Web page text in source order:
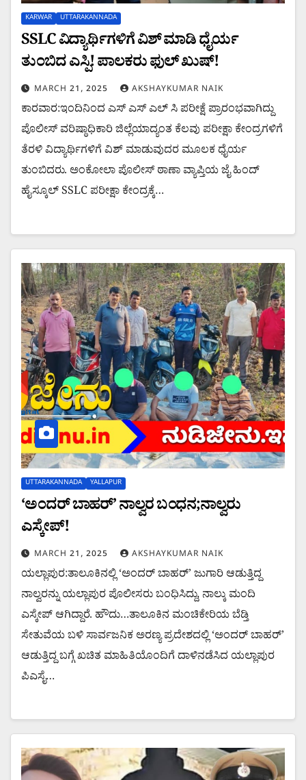
KARWAR UTTARAKANNADA
SSLC ವಿದ್ಯಾರ್ಥಿಗಳಿಗೆ ವಿಶ್ ಮಾಡಿ ಧೈರ್ಯ
ತುಂಬಿದ ಎಸ್ಪಿ! ಪಾಲಕರು ಫುಲ್ ಖುಷ್!
MARCH 21, 2025 AKSHAYKUMAR NAIK
ಕಾರವಾರ:ಇಂದಿನಿಂದ ಎಸ್ ಎಸ್ ಎಲ್ ಸಿ ಪರೀಕ್ಷೆ ಪ್ರಾರಂಭವಾಗಿದ್ದು
ಪೊಲೀಸ್ ವರಿಷ್ಠಾಧಿಕಾರಿ ಜಿಲ್ಲೆಯಾದ್ಯಂತ ಕೆಲವು ಪರೀಕ್ಷಾ ಕೇಂದ್ರಗಳಿಗೆ
ತೆರಳಿ ವಿದ್ಯಾರ್ಥಿಗಳಿಗೆ ವಿಶ್ ಮಾಡುವುದರ ಮೂಲಕ ಧೈರ್ಯ
ತುಂಬಿದರು. ಅಂಕೋಲಾ ಪೊಲೀಸ್ ಠಾಣಾ ವ್ಯಾಪ್ತಿಯ ಜೈ ಹಿಂದ್
ಹೈಸ್ಕೂಲ್ SSLC ಪರೀಕ್ಷಾ ಕೇಂದ್ರಕ್ಕೆ…
UTTARAKANNADA YALLAPUR
‘ಅಂದರ್ ಬಾಹರ್’ ನಾಲ್ವರ ಬಂಧನ;ನಾಲ್ವರು
ಎಸ್ಕೇಪ್!
MARCH 21, 2025 AKSHAYKUMAR NAIK
ಯಲ್ಲಾಪುರ:ತಾಲೂಕಿನಲ್ಲಿ ‘ಅಂದರ್ ಬಾಹರ್’ ಜುಗಾರಿ ಆಡುತ್ತಿದ್ದ
ನಾಲ್ವರನ್ನು ಯಲ್ಲಾಪುರ ಪೊಲೀಸರು ಬಂಧಿಸಿದ್ದು, ನಾಲ್ಕು ಮಂದಿ
ಎಸ್ಕೇಪ್ ಆಗಿದ್ದಾರೆ. ಹೌದು…ತಾಲೂಕಿನ ಮಂಚಿಕೇರಿಯ ಬೆಡ್ತಿ
ಸೇತುವೆಯ ಬಳಿ ಸಾರ್ವಜನಿಕ ಅರಣ್ಯ ಪ್ರದೇಶದಲ್ಲಿ ‘ಅಂದರ್ ಬಾಹರ್’
ಆಡುತ್ತಿದ್ದ ಬಗ್ಗೆ ಖಚಿತ ಮಾಹಿತಿಯೊಂದಿಗೆ ದಾಳಿನಡೆಸಿದ ಯಲ್ಲಾಪುರ
ಪಿಎಸೈ…